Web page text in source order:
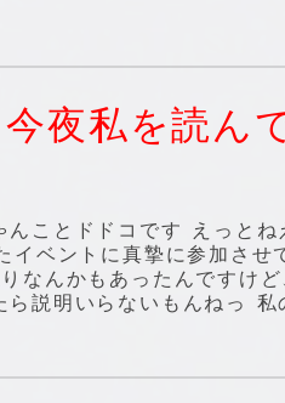
夜私を読ん
ことドドコです えっと
イベントに真摯に参加させ
なんかもあったんですけ
ら説明いらないもんね